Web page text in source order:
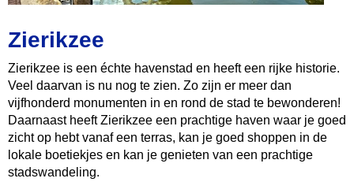
Zierikzee
Zierikzee is een échte havenstad en heeft een rijke historie.
Veel daarvan is nu nog te zien. Zo zijn er meer dan
vijfhonderd monumenten in en rond de stad te bewonderen!
Daarnaast heeft Zierikzee een prachtige haven waar je goed
zicht op hebt vanaf een terras, kan je goed shoppen in de
lokale boetiekjes en kan je genieten van een prachtige
stadswandeling.